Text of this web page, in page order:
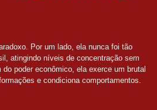
Por um lado, ela nunca foi tão
atingindo níveis de concentração sem
poder econômico, ela exerce um brutal
e condiciona comportamentos.